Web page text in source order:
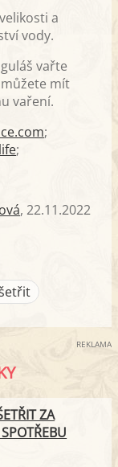
a
vody.
vařte
mít
vaření.
;
;
,22.11.2022
REKLAMA
ZA